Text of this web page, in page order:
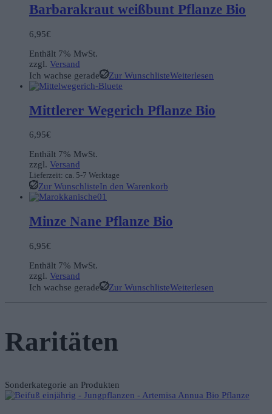
Barbarakraut weißbunt Pflanze Bio
6,95€
Enthält 7% MwSt.
zzgl. Versand
Ich wachse gerade
Zur WunschlisteWeiterlesen
Mittlerer Wegerich Pflanze Bio
6,95€
Enthält 7% MwSt.
zzgl. Versand
Lieferzeit: ca. 5-7 Werktage
Zur WunschlisteIn den Warenkorb
Minze Nane Pflanze Bio
6,95€
Enthält 7% MwSt.
zzgl. Versand
Ich wachse gerade
Zur WunschlisteWeiterlesen
Raritäten
Sonderkategorie an Produkten